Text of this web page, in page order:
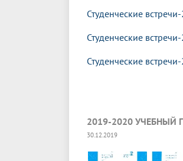
Студенческие
Студенческие
Студенческие
2019-2020 УЧЕБНЫЙ
30.12.2019